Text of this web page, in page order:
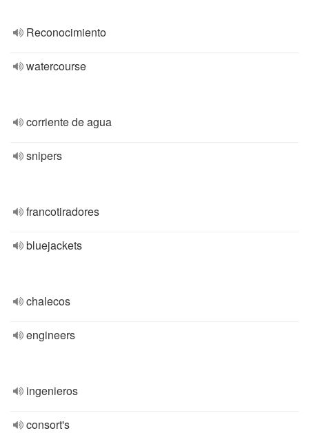
Reconocimiento
watercourse
corriente de agua
snipers
francotiradores
bluejackets
chalecos
engineers
ingenieros
consort's